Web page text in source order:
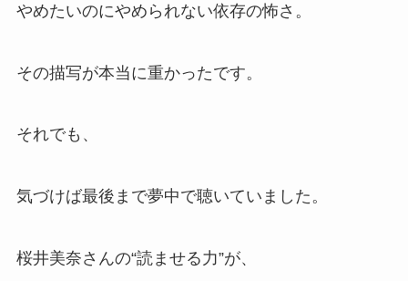
やめたいのにやめられない依存の怖さ。
その描写が本当に重かったです。
それでも、
気づけば最後まで夢中で聴いていました。
桜井美奈さんの“読ませる力”が、